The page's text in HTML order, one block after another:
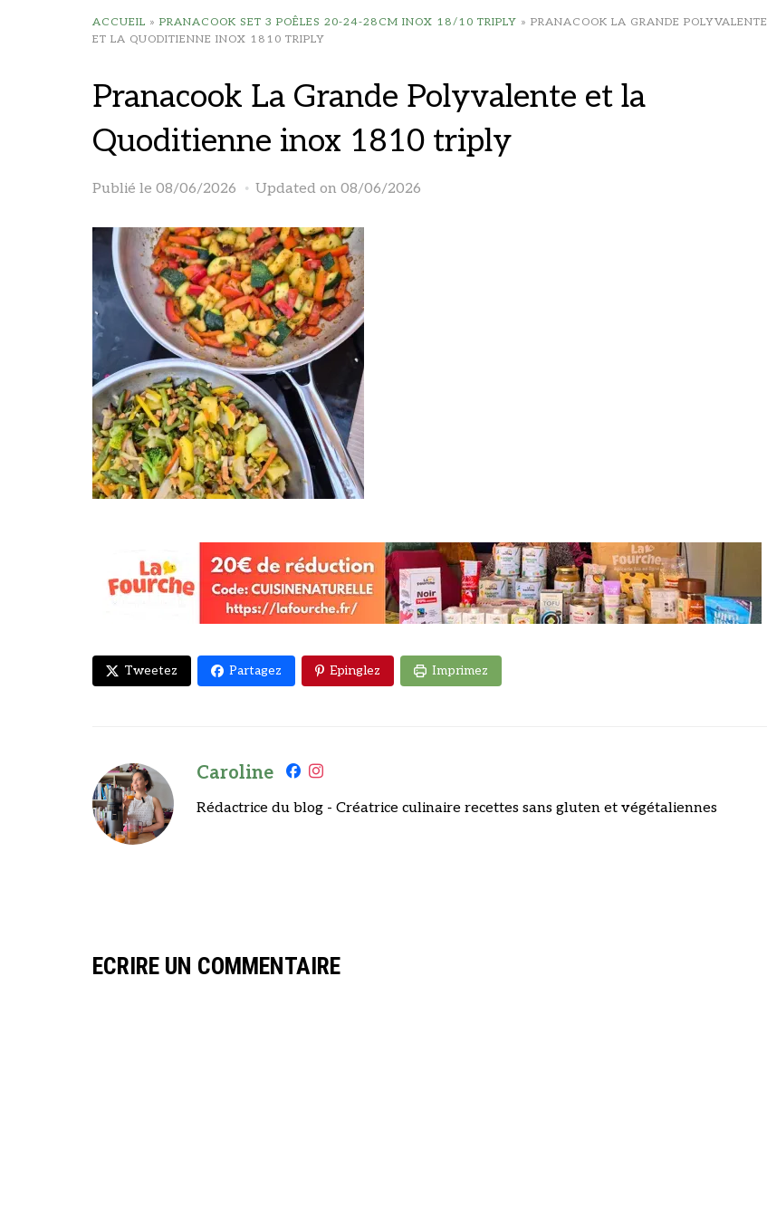
ACCUEIL » PRANACOOK SET 3 POÊLES 20-24-28CM INOX 18/10 TRIPLY » PRANACOOK LA GRANDE POLYVALENTE
ET LA QUODITIENNE INOX 1810 TRIPLY
Pranacook La Grande Polyvalente et la
Quoditienne inox 1810 triply
Publié le 08/06/2026 Updated on 08/06/2026
Tweetez Partagez Epinglez Imprimez
Caroline
Rédactrice du blog - Créatrice culinaire recettes sans gluten et végétaliennes
ECRIRE UN COMMENTAIRE